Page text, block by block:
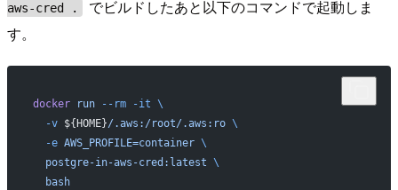
aws-cred .
でビルドしたあと以下のコマンドで起動しま
す。
docker run --rm -it \
  -v
${HOME}/.aws:/root/.aws:ro \
  -e
AWS_PROFILE=container \
  postgre-in-aws-cred:latest
\
  bash